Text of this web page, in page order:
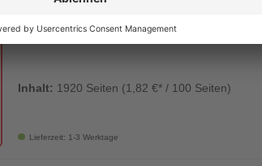
Ricoh Gel Cartridge 405688 GC-
Inhalt: 1920 Seiten (1,82 €* / 100 Seiten)
Lieferzeit: 1-3 Werktage